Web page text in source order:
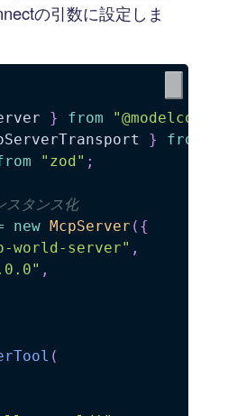
の引数に設定しま
} from
} from
"zod" ;
タンス化
new McpServer ( {
world-server" ,
,
(